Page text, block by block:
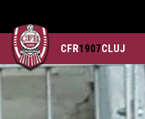
CFR1907CLUJ